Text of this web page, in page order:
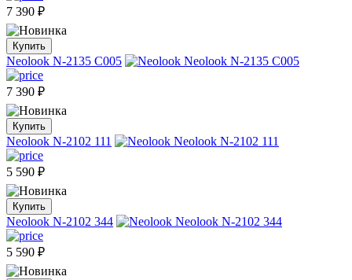
7 390 ₽
Купить
Neolook N-2135 C005
7 390 ₽
Купить
Neolook N-2102 111
5 590 ₽
Купить
Neolook N-2102 344
5 590 ₽